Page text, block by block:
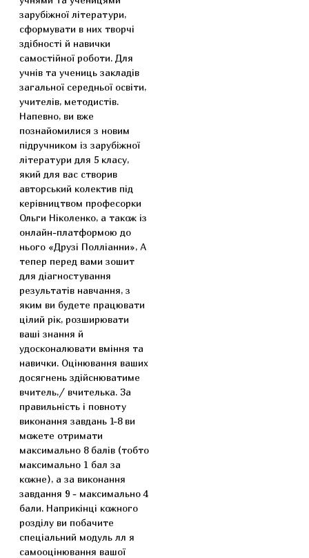
зарубіжної літератури,
сформувати в них творчі
здібності й навички
самостійної роботи. Для
учнів та учениць закладів
загальної середньої освіти,
учителів, методистів.
Напевно, ви вже
познайомилися з новим
підручником із зарубіжної
літератури для 5 класу,
який для вас створив
авторський колектив під
керівництвом професорки
Ольги Ніколенко, а також із
онлайн-платформою до
нього «Друзі Полліанни», А
тепер перед вами зошит
для діагностування
результатів навчання, з
яким ви будете працювати
цілий рік, розширювати
ваші знання й
удосконалювати вміння та
навички. Оцінювання ваших
досягнень здійснюватиме
вчитель,/ вчителька. За
правильність і повноту
виконання завдань 1-8 ви
можете отримати
максимально 8 балів (тобто
максимально 1 бал за
кожне), а за виконання
завдання 9 - максимально 4
бали. Наприкінці кожного
розділу ви побачите
спеціальний модуль лл я
самооцінювання вашої